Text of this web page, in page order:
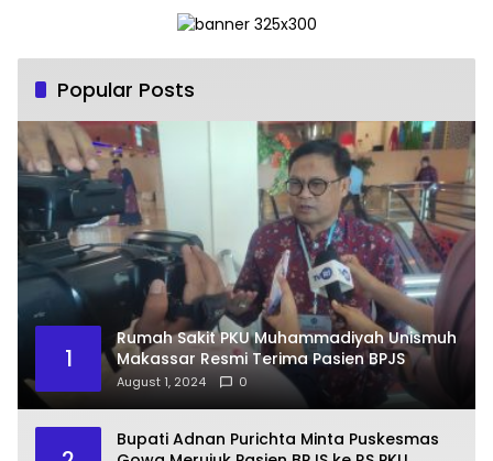
Popular Posts
1
Rumah Sakit PKU Muhammadiyah Unismuh
Makassar Resmi Terima Pasien BPJS
August 1, 2024 0
Bupati Adnan Purichta Minta Puskesmas